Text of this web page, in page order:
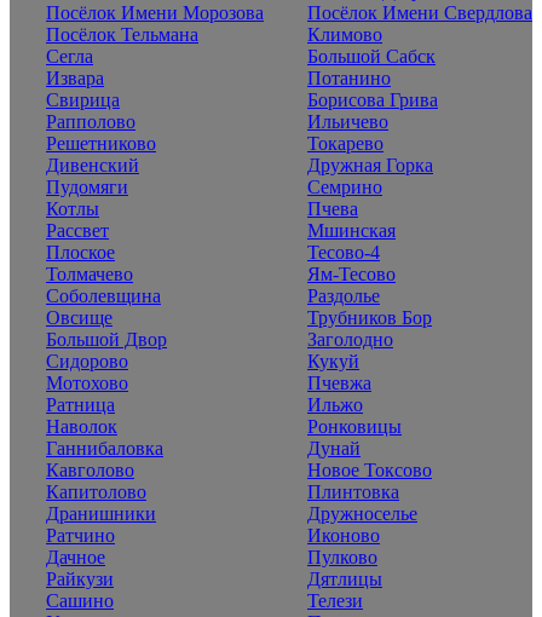
Посёлок Имени Морозова
Посёлок Имени Свердлова
Посёлок Тельмана
Климово
Сегла
Большой Сабск
Извара
Потанино
Свирица
Борисова Грива
Рапполово
Ильичево
Решетниково
Токарево
Дивенский
Дружная Горка
Пудомяги
Семрино
Котлы
Пчева
Рассвет
Мшинская
Плоское
Тесово-4
Толмачево
Ям-Тесово
Соболевщина
Раздолье
Овсище
Трубников Бор
Большой Двор
Заголодно
Сидорово
Кукуй
Мотохово
Пчевжа
Ратница
Ильжо
Наволок
Ронковицы
Ганнибаловка
Дунай
Кавголово
Новое Токсово
Капитолово
Плинтовка
Дранишники
Дружноселье
Ратчино
Иконово
Дачное
Пулково
Райкузи
Дятлицы
Сашино
Телези